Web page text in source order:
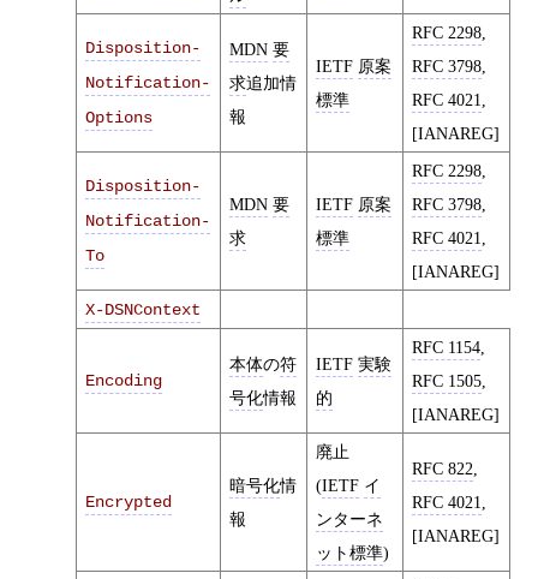
Disposition-
Notification-
Options
MDN 要
求追加情
報
IETF 原案
標準
RFC 2298,
RFC 3798,
RFC 4021,
[IANAREG]
Disposition-
Notification-
To
MDN 要
求
IETF 原案
標準
RFC 2298,
RFC 3798,
RFC 4021,
[IANAREG]
X-DSNContext
Encoding
本体の符
号化情報
IETF 実験
的
RFC 1154,
RFC 1505,
[IANAREG]
Encrypted
暗号化情
報
廃止
(IETF イ
ンターネ
ット標準)
RFC 822,
RFC 4021,
[IANAREG]